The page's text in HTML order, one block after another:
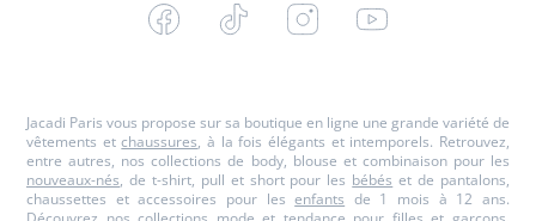
Facebook Tiktok InstagramYoutube
Jacadi Paris vous propose sur sa boutique en ligne une grande variété de
vêtements etchaussures, à la fois élégants et intemporels. Retrouvez,
entre autres, nos collections de body, blouse et combinaison pour les
nouveaux-nés, de t-shirt, pull et short pour les bébés et de pantalons,
chaussettes et accessoires pour lesenfants de 1 mois à 12 ans.